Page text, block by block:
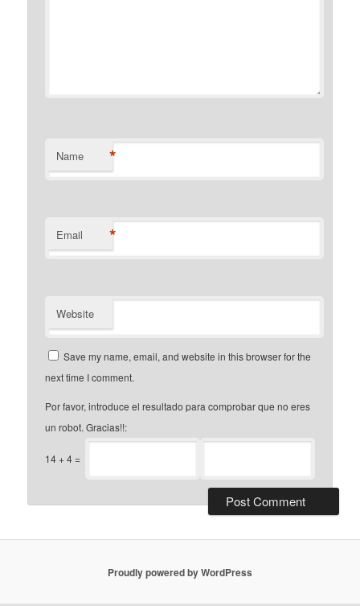
Name *
Email *
Website
Save my name, email, and website in this browser for the
next time I comment.
Por favor, introduce el resultado para comprobar que no eres
un robot. Gracias!!:
14+4=
Proudly powered by WordPress